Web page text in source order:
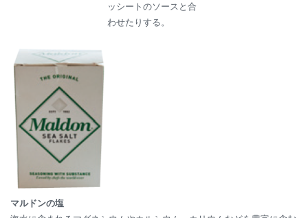
ッシートのソースと合
わせたりする。
マルドンの塩